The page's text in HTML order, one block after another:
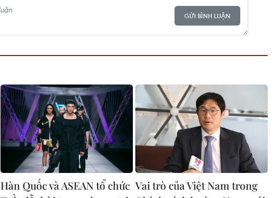
GỬI BÌNH LUẬN
Hàn Quốc và ASEAN tổ chức Vai trò của Việt Nam trong